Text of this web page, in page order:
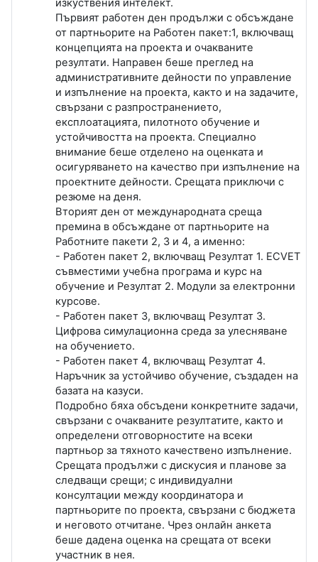
изкуствения интелект.
Първият работен ден продължи с обсъждане
от партньорите на Работен пакет:1, включващ
концепцията на проекта и очакваните
резултати. Направен беше преглед на
административните дейности по управление
и изпълнение на проекта, както и на задачите,
свързани с разпространението,
експлоатацията, пилотното обучение и
устойчивостта на проекта. Специално
внимание беше отделено на оценката и
осигуряването на качество при изпълнение на
проектните дейности. Срещата приключи с
резюме на деня.
Вторият ден от международната среща
премина в обсъждане от партньорите на
Работните пакети 2, 3 и 4, а именно:
- Работен пакет 2, включващ Резултат 1. ECVET
съвместими учебна програма и курс на
обучение и Резултат 2. Модули за електронни
курсове.
- Работен пакет 3, включващ Резултат 3.
Цифрова симулационна среда за улесняване
на обучението.
- Работен пакет 4, включващ Резултат 4.
Наръчник за устойчиво обучение, създаден на
базата на казуси.
Подробно бяха обсъдени конкретните задачи,
свързани с очакваните резултатите, както и
определени отговорностите на всеки
партньор за тяхното качествено изпълнение.
Срещата продължи с дискусия и планове за
следващи срещи; с индивидуални
консултации между координатора и
партньорите по проекта, свързани с бюджета
и неговото отчитане. Чрез онлайн анкета
беше дадена оценка на срещата от всеки
участник в нея.